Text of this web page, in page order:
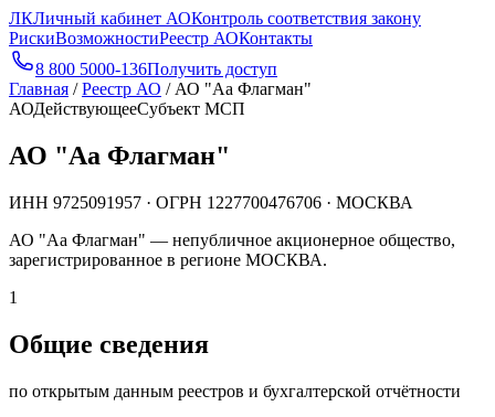
ЛКЛичный кабинет АОКонтроль соответствия закону
РискиВозможностиРеестр АОКонтакты
8 800 5000-136Получить доступ
Главная /Реестр АО / АО "Аа Флагман"
АОДействующееСубъект МСП
АО "Аа Флагман"
ИНН 9725091957 · ОГРН 1227700476706 · МОСКВА
АО "Аа Флагман" — непубличное акционерное общество,
зарегистрированное в регионе МОСКВА.
1
Общие сведения
по открытым данным реестров и бухгалтерской отчётности